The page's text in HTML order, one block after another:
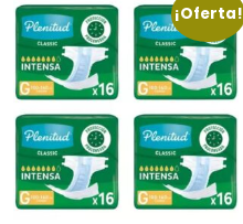
¡Oferta!